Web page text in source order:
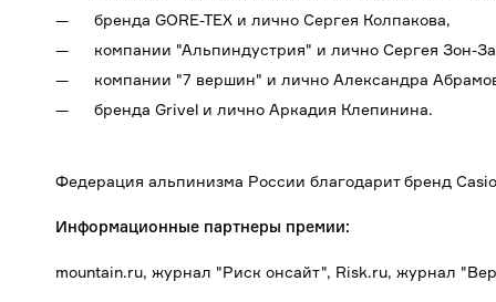
бренда GORE-TEX и лично Сергея Колпакова,
компании "Альпиндустрия" и лично Сергея Зон-
компании "7 вершин" и лично Александра
бренда Grivel и лично Аркадия Клепинина.
Федерация альпинизма России благодарит бренд
Информационные партнеры премии:
mountain.ru, журнал "Риск онсайт", Risk.ru, журнал